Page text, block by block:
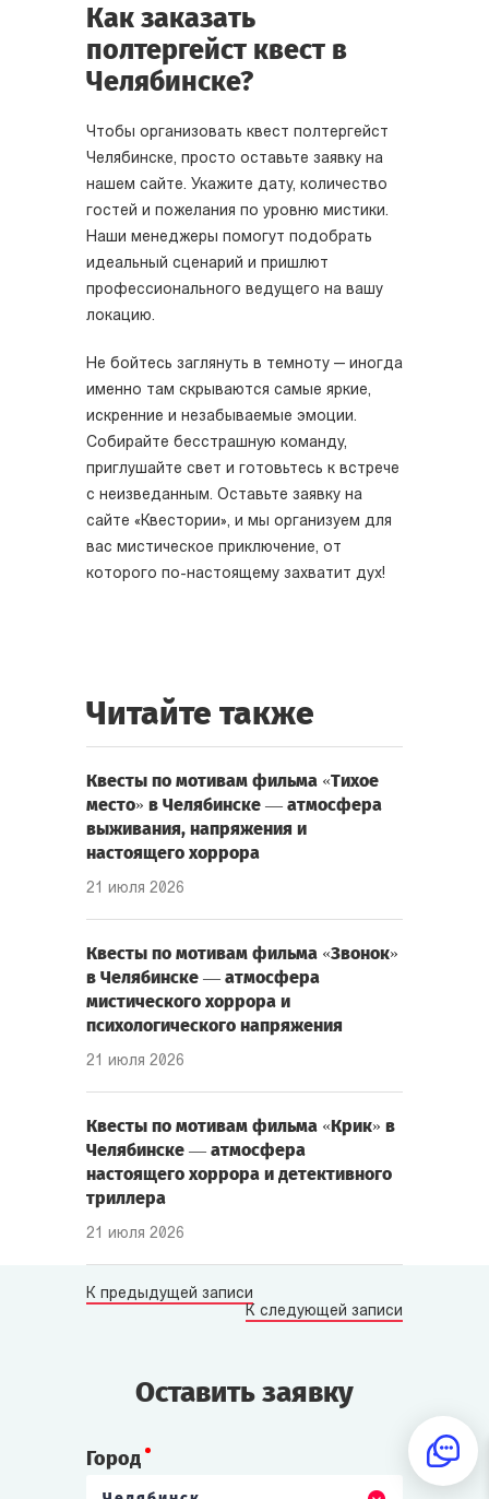
Как заказать
полтергейст квест в
Челябинске?
Чтобы организовать квест полтергейст
Челябинске, просто оставьте заявку на
нашем сайте. Укажите дату, количество
гостей и пожелания по уровню мистики.
Наши менеджеры помогут подобрать
идеальный сценарий и пришлют
профессионального ведущего на вашу
локацию.
Не бойтесь заглянуть в темноту — иногда
именно там скрываются самые яркие,
искренние и незабываемые эмоции.
Собирайте бесстрашную команду,
приглушайте свет и готовьтесь к встрече
с неизведанным. Оставьте заявку на
сайте «Квестории», и мы организуем для
вас мистическое приключение, от
которого по-настоящему захватит дух!
Читайте также
Квесты по мотивам фильма «Тихое
место» в Челябинске — атмосфера
выживания, напряжения и
настоящего хоррора
21 июля 2026
Квесты по мотивам фильма «Звонок»
в Челябинске — атмосфера
мистического хоррора и
психологического напряжения
21 июля 2026
Квесты по мотивам фильма «Крик» в
Челябинске — атмосфера
настоящего хоррора и детективного
триллера
21 июля 2026
К предыдущей записи
К следующей записи
Оставить заявку
Город